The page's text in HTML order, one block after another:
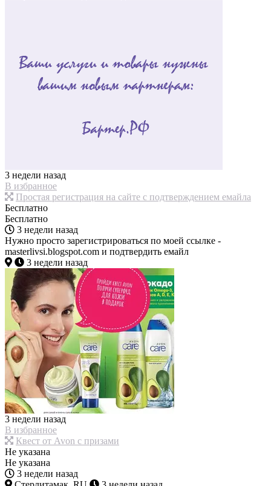
3 недели назад
В избранное
Простая регистрация на сайте с подтверждением емайла
Бесплатно
Бесплатно
3 недели назад
Нужно просто зарегистрироваться по моей ссылке -
masterlivsi.blogspot.com и подтвердить емайл
3 недели назад
3 недели назад
В избранное
Квест от Avon с призами
Не указана
Не указана
3 недели назад